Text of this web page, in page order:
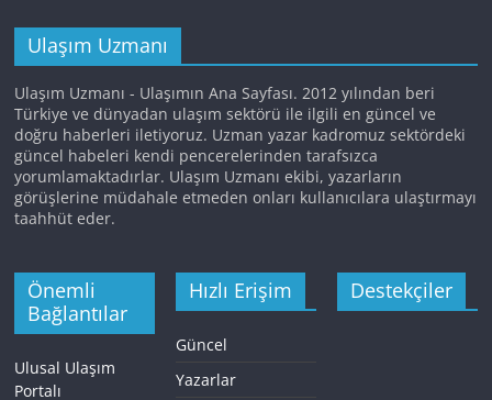
Ulaşım Uzmanı
Ulaşım Uzmanı - Ulaşımın Ana Sayfası. 2012 yılından beri
Türkiye ve dünyadan ulaşım sektörü ile ilgili en güncel ve
doğru haberleri iletiyoruz. Uzman yazar kadromuz sektördeki
güncel habeleri kendi pencerelerinden tarafsızca
yorumlamaktadırlar. Ulaşım Uzmanı ekibi, yazarların
görüşlerine müdahale etmeden onları kullanıcılara ulaştırmayı
taahhüt eder.
Önemli
Bağlantılar
Ulusal Ulaşım
Portalı
Hızlı Erişim
Güncel
Yazarlar
Destekçiler